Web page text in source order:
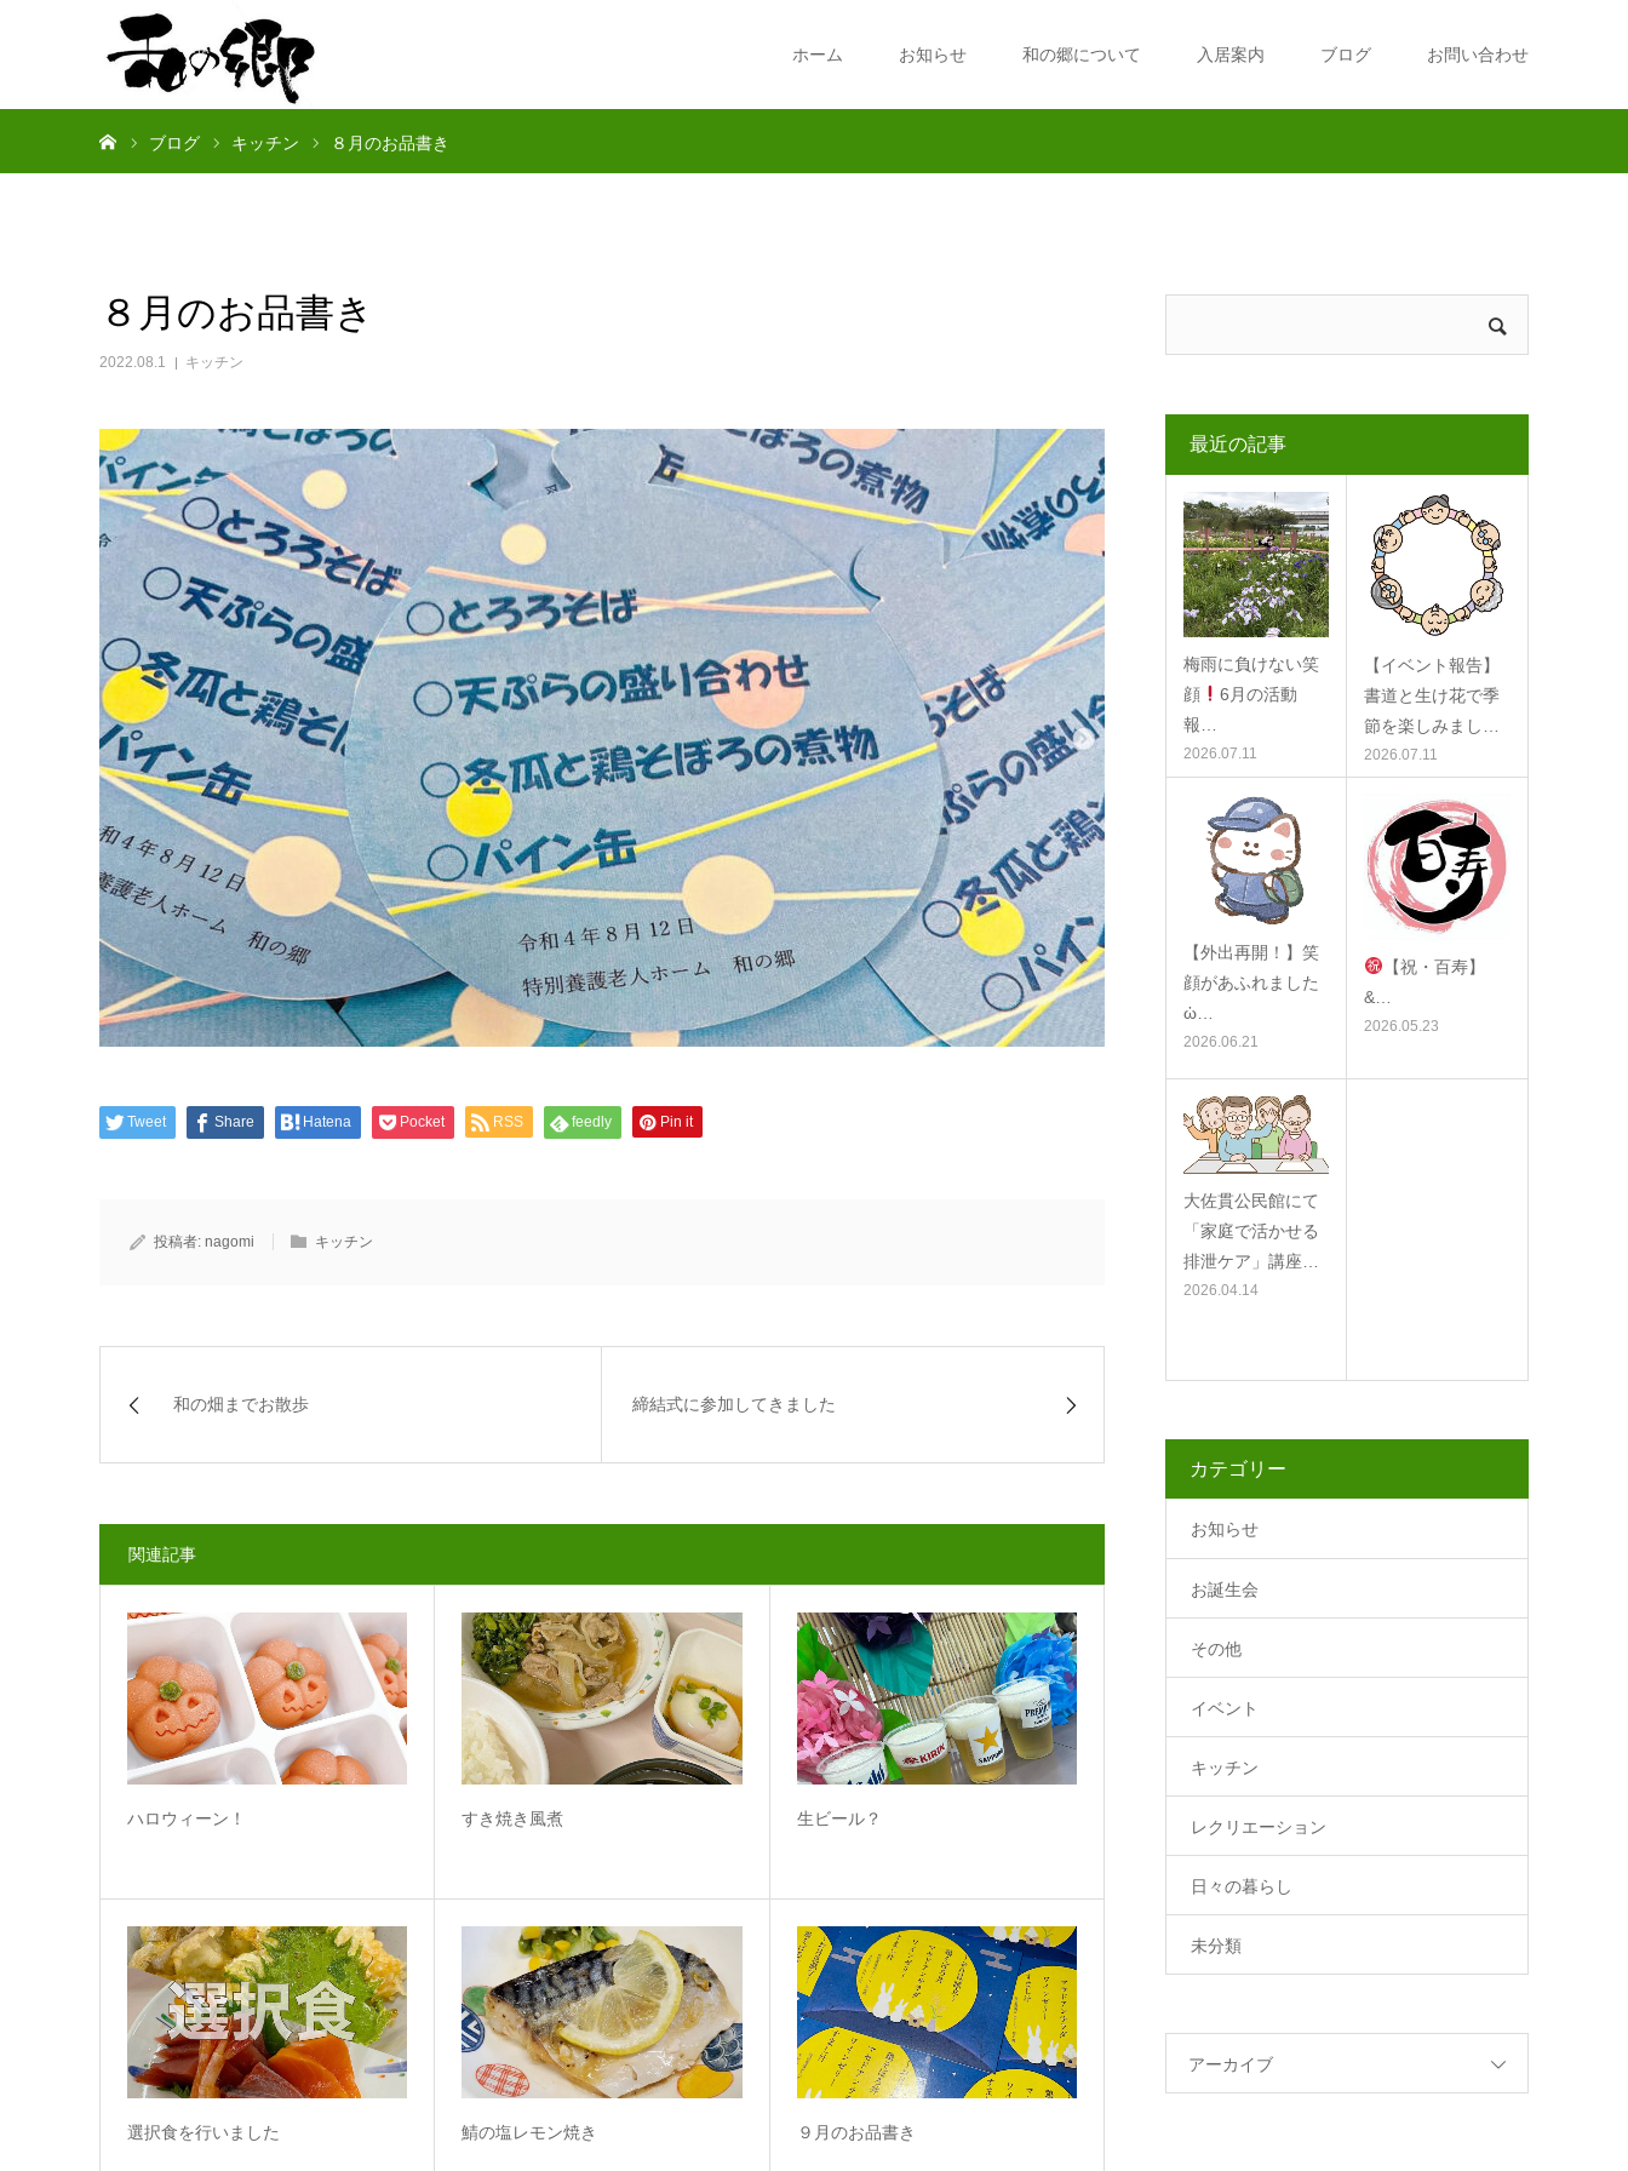
ホーム お知らせ 和の郷について 入居案内 ブログ お問い合わせ
ブログ キッチン ８月のお品書き
８月のお品書き
2022.08.1 キッチン
Tweet Share Hatena Pocket RSS feedly Pin it
投稿者: nagomi キッチン
和の畑までお散歩 締結式に参加してきました
関連記事
ハロウィーン！ すき焼き風煮 生ビール？
選択食を行いました 鯖の塩レモン焼き ９月のお品書き
最近の記事
梅雨に負けない笑
顔
6月の活動
報…
2026.07.11
【イベント報告】
書道と生け花で季
節を楽しみまし…
2026.07.11
【外出再開！】笑
顔があふれました
ὠ…
2026.06.21
【祝・百寿】
&…
2026.05.23
大佐貫公民館にて
「家庭で活かせる
排泄ケア」講座…
2026.04.14
カテゴリー
お知らせ
お誕生会
その他
イベント
キッチン
レクリエーション
日々の暮らし
未分類
アーカイブ